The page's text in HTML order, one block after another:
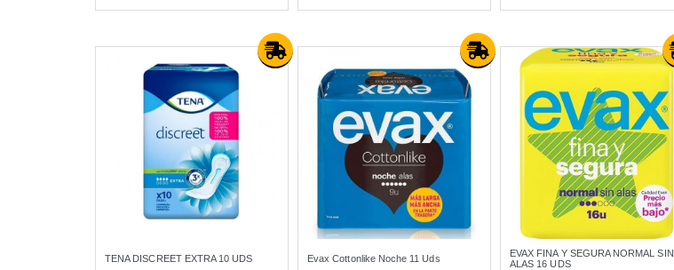
TENA DISCREET EXTRA 10 UDS Evax Cottonlike Noche 11 Uds
EVAX FINA Y SEGURA NORMAL SIN
ALAS 16 UDS